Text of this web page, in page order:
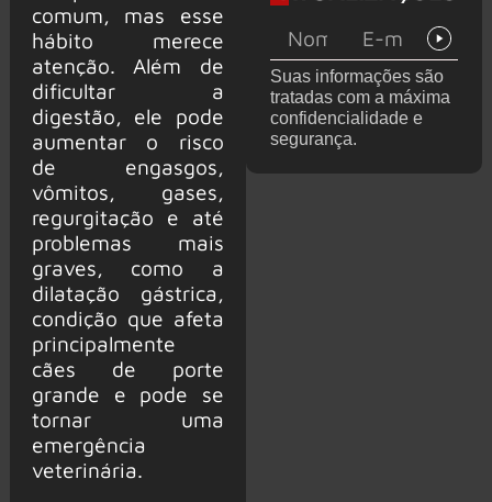
comum, mas esse
hábito merece
atenção. Além de
dificultar a
digestão, ele pode
aumentar o risco
de engasgos,
vômitos, gases,
regurgitação e até
problemas mais
graves, como a
dilatação gástrica,
condição que afeta
principalmente
cães de porte
grande e pode se
tornar uma
emergência
veterinária.
de de
deixar os
palcos
Suas informações são
tratadas com a máxima
confidencialidade e
segurança.